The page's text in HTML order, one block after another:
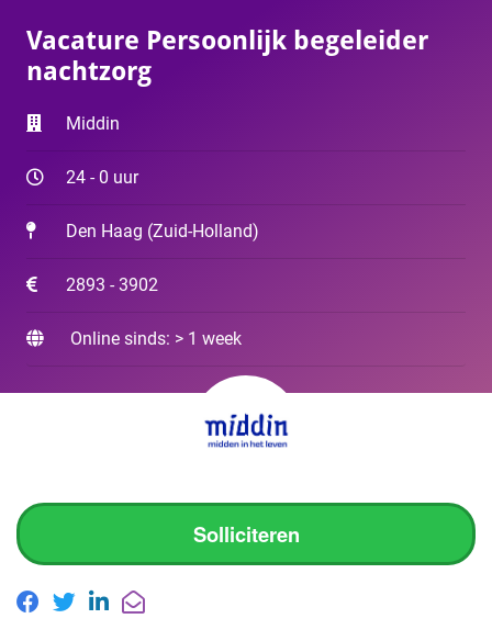
Vacature Persoonlijk begeleider
nachtzorg
Middin
24 - 0 uur
Den Haag (Zuid-Holland)
2893 - 3902
Online sinds: > 1 week
Solliciteren